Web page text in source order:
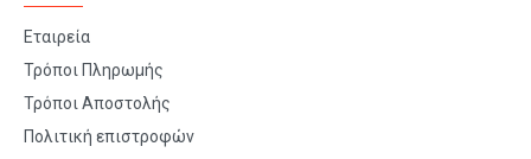
Εταιρεία
Τρόποι Πληρωμής
Τρόποι Αποστολής
Πολιτική επιστροφών